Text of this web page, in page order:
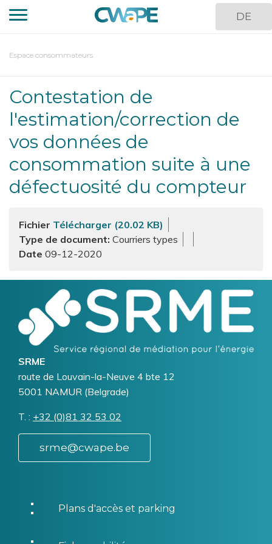
Skip
content
DE
You
here
Espace consommateurs
Contestation de
l'estimation/correction de
vos données de
consommation suite à une
défectuosité du compteur
Fichier Télécharger (20.02 KB)
Type de document Courriers types
09-12-2020
SRME
Addresse
route de Louvain-la-Neuve 4 bte 12
5001 NAMUR (Belgrade)
T. Téléphone
+32 (0)81 32 53 02
srme@cwape.be
Plans d'accès et parking